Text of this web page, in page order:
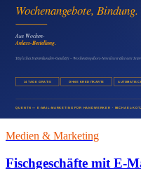
08. August 2026
Medien & Marketing
Feiern
08. August 2026
Medien & Marketing
Fischgeschäfte mit E-